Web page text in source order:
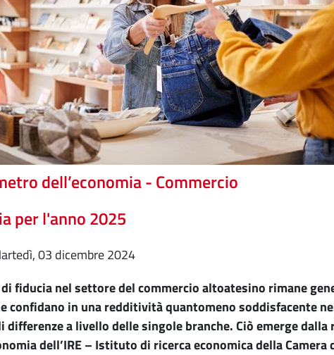
dell’economia - Commercio
per l'anno 2025
martedì, 03 dicembre 2024
fiducia nel settore del commercio altoatesino rimane
confidano in una redditività quantomeno soddisfacente
differenze a livello delle singole branche. Ciò emerge
dell’IRE – Istituto di ricerca economica della